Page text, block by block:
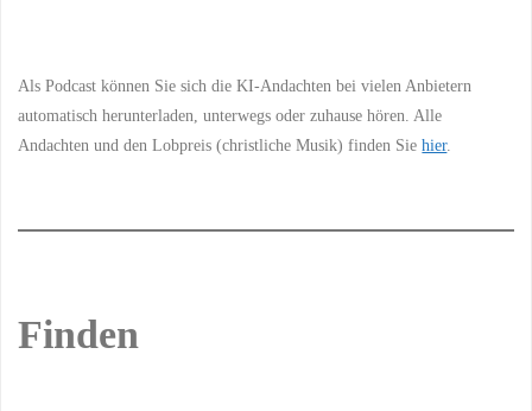
Als Podcast können Sie sich die KI-Andachten bei vielen Anbietern
automatisch herunterladen, unterwegs oder zuhause hören. Alle
Andachten und den Lobpreis (christliche Musik) finden Siehier.
Finden